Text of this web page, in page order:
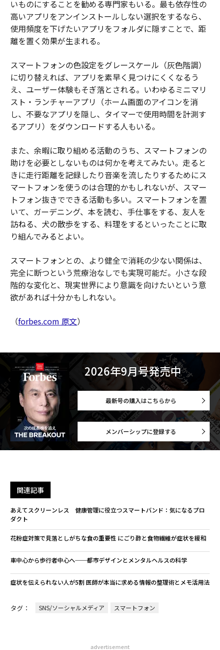
いものにすることを勧める専門家もいる。最も依存性の
高いアプリをアンインストールしない選択をするなら、
使用頻度を下げたいアプリをフォルダに隠すことで、距
離を置く効果が生まれる。
スマートフォンの色設定をグレースケール（灰色階調）
に切り替えれば、アプリを素早く見つけにくくなるう
え、ユーザー体験もそぎ落とされる。いわゆるミニマリ
スト・ランチャーアプリ（ホーム画面のアイコンを消
し、不要なアプリを隠し、タイマーで使用時間を計測す
るアプリ）をダウンロードする人もいる。
また、余暇に取り組める活動のうち、スマートフォンの
助けを必要としないものは何かを考えてみたい。走ると
きに走行距離を記録したり音楽を流したりするためにス
マートフォンを使うのは合理的かもしれないが、スマー
トフォン抜きでできる活動も多い。スマートフォンを置
いて、ガーデニング、本を読む、手仕事をする、友人を
訪ねる、犬の散歩をする、料理をするといったことに取
り組んでみるとよい。
スマートフォンとの、より健全で消耗の少ない関係は、
完全に断つという荒療治なしでも実現可能だ。小さな段
階的な変化と、現実世界により意識を向けたいという意
欲があれば十分かもしれない。
（forbes.com 原文）
2026年9月号発売中
最新号の購入はこちらから
メンバーシップに登録する
関連記事
あえてスクリーンレス 健康管理に役立つスマートバンド：気になるプロ
ダクト
花粉症対策で見落としがちな食の重要性 にごり酢と食物繊維が症状を緩和
車中心から歩行者中心へ──都市デザインとメンタルヘルスの科学
症状を伝えられない人が5割 医師が本当に求める情報の整理術とメモ活用法
タグ： SNS/ソーシャルメディア スマートフォン
advertisement